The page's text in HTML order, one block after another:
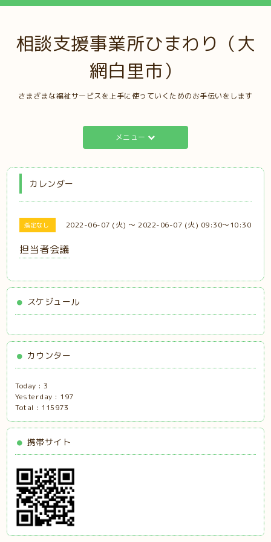
相談支援事業所ひまわり（大
網白里市）
さまざまな福祉サービスを上手に使っていくためのお手伝いをします
メニュー
カレンダー
指定なし 2022-06-07 (火) ～ 2022-06-07 (火) 09:30～10:30
担当者会議
スケジュール
カウンター
Today :3
Yesterday : 197
Total : 115973
携帯サイト